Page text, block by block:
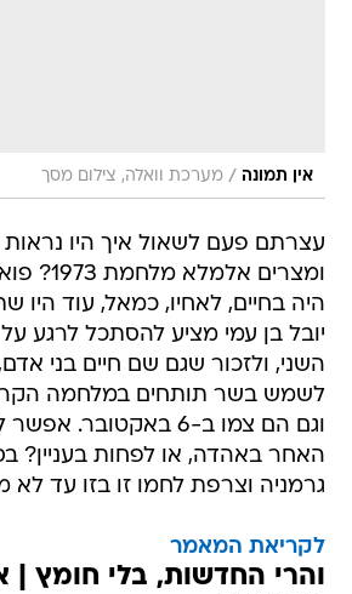
אין תמונה / מערכת וואלה, צילום מסך
עצרתם פעם לשאול איך היו נראות
ומצרים
היה בחיים, לאחיו, כמאל, עוד היו
יובל בן עמי מציע להסתכל לרגע
השני, ולזכור שגם שם חיים בני
לשמש בשר תותחים במלחמה
וגם הם צמו ב-6
האחר באהדה, או לפחות בעניין?
גרמניה וצרפת לחמו זו בזו עד לא
לקריאת המאמר
והרי החדשות, בלי חומץ |